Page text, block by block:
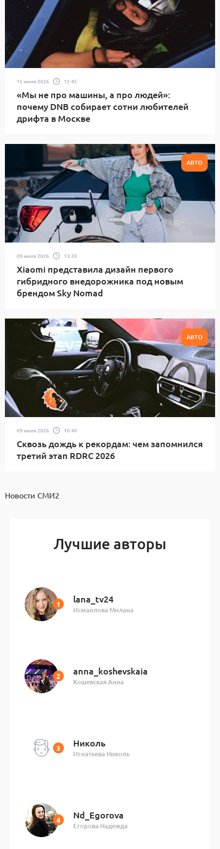
15 июля 2026 12:45
«Мы не про машины, а про людей»:
почему DNB собирает сотни любителей
дрифта в Москве
АВТО
09 июля 2026 13:20
Xiaomi представила дизайн первого
гибридного внедорожника под новым
брендом Sky Nomad
АВТО
09 июля 2026 10:40
Сквозь дождь к рекордам: чем запомнился
третий этап RDRC 2026
Новости СМИ2
Лучшие авторы
lana_tv24
Исмаилова Милана
anna_koshevskaia
Кошевская Анна
Николь
Игнатьева Николь
Nd_Egorova
Егорова Надежда